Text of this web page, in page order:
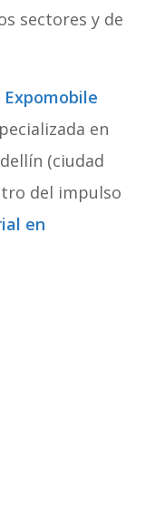
sectores y de
Expomobile
en
(ciudad
del impulso
en